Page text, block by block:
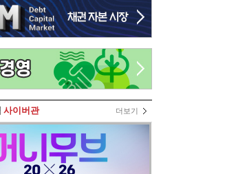
사이버관 더보기